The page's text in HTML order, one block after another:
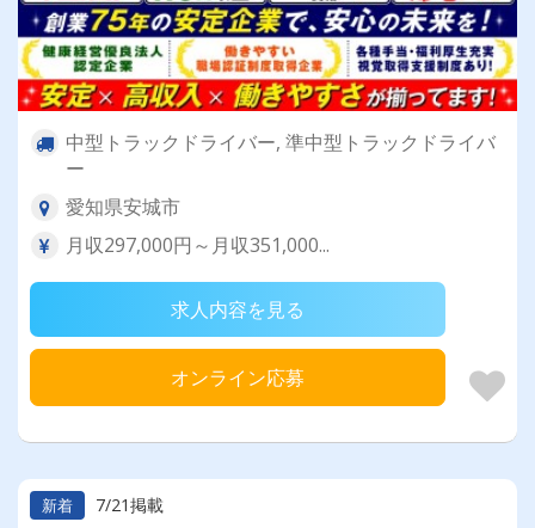
中型トラックドライバー, 準中型トラックドライバ
ー
愛知県安城市
月収297,000円～月収351,000...
求人内容を見る
オンライン応募
新着 7/21掲載